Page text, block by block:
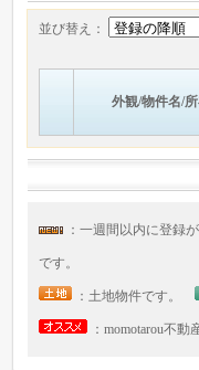
並び替え：
外観/物件名/
：一週間以内に登録
です。
：土地物件です。
：momotarou不